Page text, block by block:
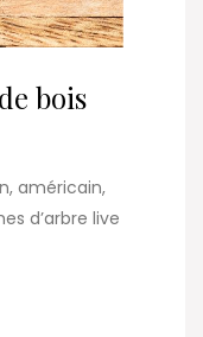
bois
américain,
d’arbre live